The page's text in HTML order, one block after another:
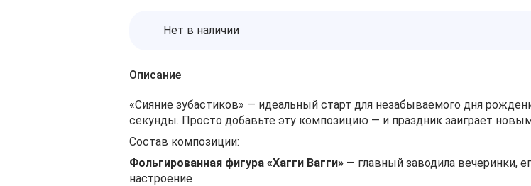
Нет в наличии
Описание
«Сияние зубастиков» — идеальный старт для незабываемого дня
секунды. Просто добавьте эту композицию — и праздник заиграет
Состав композиции:
Фольгированная фигура «Хагги Вагги» — главный заводила вечеринки,
настроение